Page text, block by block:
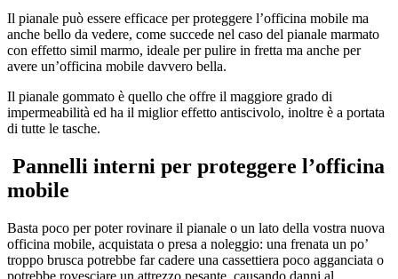
Il pianale può essere efficace per proteggere l’officina mobile ma
anche bello da vedere, come succede nel caso del pianale marmato
con effetto simil marmo, ideale per pulire in fretta ma anche per
avere un’officina mobile davvero bella.
Il pianale gommato è quello che offre il maggiore grado di
impermeabilità ed ha il miglior effetto antiscivolo, inoltre è a portata
di tutte le tasche.
Pannelli interni per proteggere l’officina
mobile
Basta poco per poter rovinare il pianale o un lato della vostra nuova
officina mobile, acquistata o presa a noleggio: una frenata un po’
troppo brusca potrebbe far cadere una cassettiera poco agganciata o